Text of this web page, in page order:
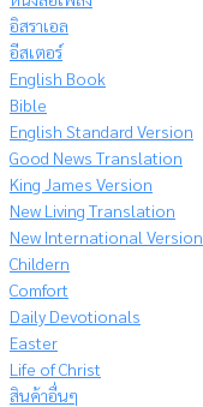
อิสราเอล
อีสเตอร์
English Book
Bible
English Standard Version
Good News Translation
King James Version
New Living Translation
New International Version
Childern
Comfort
Daily Devotionals
Easter
Life of Christ
สินค้าอื่นๆ